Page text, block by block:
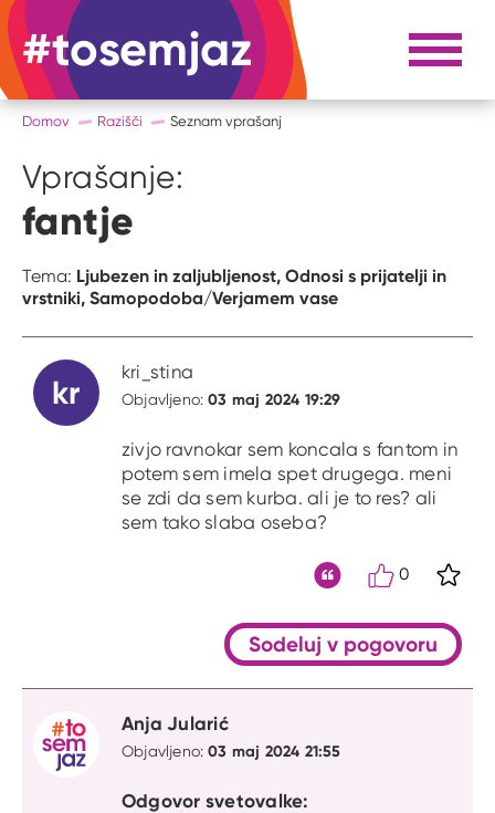
#tosemjaz #to sem jaz Razpri
Domov Razišči Seznam vprašanj
Vprašanje:
fantje
Tema: Ljubezen in zaljubljenost, Odnosi s prijatelji in
vrstniki, Samopodoba/Verjamem vase
kr
kri_stina
Objavljeno:03 maj 2024 19:29
zivjo ravnokar sem koncala s fantom in
potem sem imela spet drugega. meni
se zdi da sem kurba. ali je to res? ali
sem tako slaba oseba?
0
Sodeluj v pogovoru
Anja Jularić
Objavljeno:03 maj 2024 21:55
Odgovor svetovalke: